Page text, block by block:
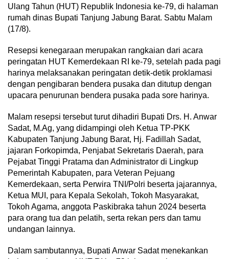
Ulang Tahun (HUT) Republik Indonesia ke-79, di halaman
rumah dinas Bupati Tanjung Jabung Barat. Sabtu Malam
(17/8).
Resepsi kenegaraan merupakan rangkaian dari acara
peringatan HUT Kemerdekaan RI ke-79, setelah pada pagi
harinya melaksanakan peringatan detik-detik proklamasi
dengan pengibaran bendera pusaka dan ditutup dengan
upacara penurunan bendera pusaka pada sore harinya.
Malam resepsi tersebut turut dihadiri Bupati Drs. H. Anwar
Sadat, M.Ag, yang didampingi oleh Ketua TP-PKK
Kabupaten Tanjung Jabung Barat, Hj. Fadillah Sadat,
jajaran Forkopimda, Penjabat Sekretaris Daerah, para
Pejabat Tinggi Pratama dan Administrator di Lingkup
Pemerintah Kabupaten, para Veteran Pejuang
Kemerdekaan, serta Perwira TNI/Polri beserta jajarannya,
Ketua MUI, para Kepala Sekolah, Tokoh Masyarakat,
Tokoh Agama, anggota Paskibraka tahun 2024 beserta
para orang tua dan pelatih, serta rekan pers dan tamu
undangan lainnya.
Dalam sambutannya, Bupati Anwar Sadat menekankan